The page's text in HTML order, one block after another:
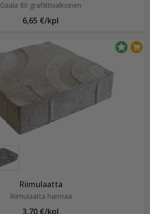
Gaala 80 grafiittivalkoinen
6,65 €/kpl
Riimulaatta
Riimulaatta harmaa
3,70 €/kpl